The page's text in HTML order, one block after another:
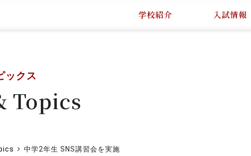
学校紹介 入試情報
ックス
Topics
中学2年生 SNS講習会を実施